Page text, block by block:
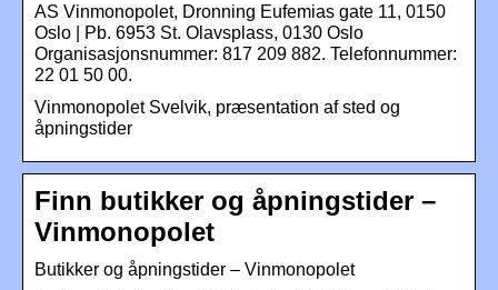
AS Vinmonopolet, Dronning Eufemias gate 11, 0150
Oslo | Pb. 6953 St. Olavsplass, 0130 Oslo
Organisasjonsnummer: 817 209 882. Telefonnummer:
22 01 50 00.
Vinmonopolet Svelvik, præsentation af sted og
åpningstider
Finn butikker og åpningstider –
Vinmonopolet
Butikker og åpningstider – Vinmonopolet